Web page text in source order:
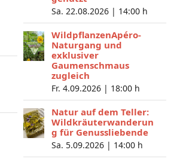
Sa. 22.08.2026 | 14:00 h
WildpflanzenApéro-
Naturgang und
exklusiver
Gaumenschmaus
zugleich
Fr. 4.09.2026 | 18:00 h
Natur auf dem Teller:
Wildkräuterwanderun
g für Genussliebende
Sa. 5.09.2026 | 14:00 h